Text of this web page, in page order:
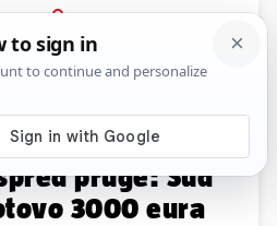
PRIJAVA
News Komentari
pa se
pruge: Sud
3000 eura